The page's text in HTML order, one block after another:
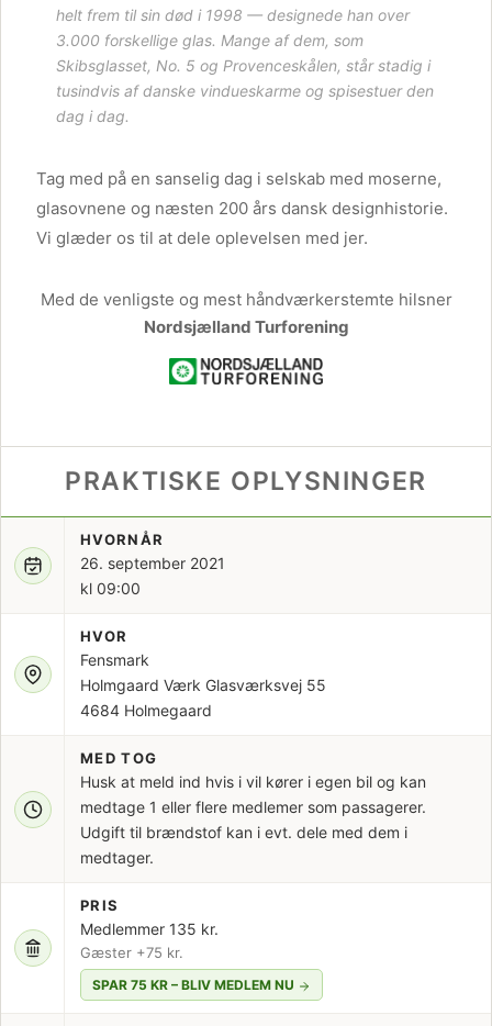
helt frem til sin død i 1998 — designede han over
3.000 forskellige glas. Mange af dem, som
Skibsglasset, No. 5 og Provenceskålen, står stadig i
tusindvis af danske vindueskarme og spisestuer den
dag i dag.
Tag med på en sanselig dag i selskab med moserne,
glasovnene og næsten 200 års dansk designhistorie.
Vi glæder os til at dele oplevelsen med jer.
Med de venligste og mest håndværkerstemte hilsner
Nordsjælland Turforening
PRAKTISKE OPLYSNINGER
HVORNÅR
26. september 2021
kl 09:00
HVOR
Fensmark
Holmgaard Værk Glasværksvej 55
4684 Holmegaard
MED TOG
Husk at meld ind hvis i vil kører i egen bil og kan
medtage 1 eller flere medlemer som passagerer.
Udgift til brændstof kan i evt. dele med dem i
medtager.
PRIS
Medlemmer 135 kr.
Gæster +75 kr.
SPAR 75 KR – BLIV MEDLEM NU